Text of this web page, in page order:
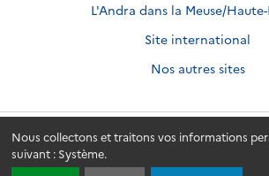
Nous collectons et traitons vos informations
suivant : Système.
L'Andra dans la Meuse/
Site international
Nos autres sites
Andra.fr © 2026 - Andra. Tous